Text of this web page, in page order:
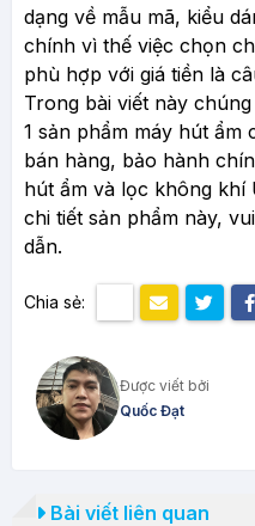
dạng về mẫu mã, kiểu
chính vì thế việc chọn
phù hợp với giá tiền là
Trong bài viết này
1 sản phẩm máy hút ẩm
bán hàng, bảo hành
hút ẩm và lọc không khí
chi tiết sản phẩm này,
dẫn.
Chia sẻ:
Được viết bởi
Quốc Đạt
Bài viết liên quan